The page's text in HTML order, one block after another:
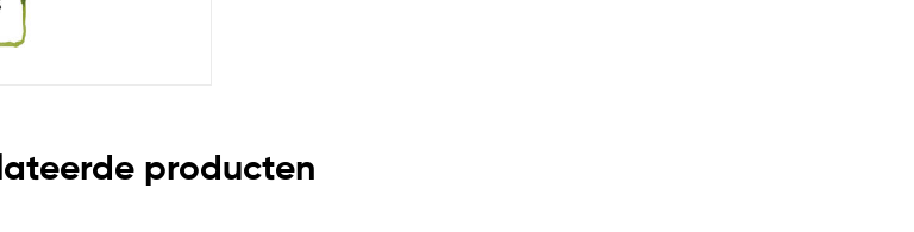
producten